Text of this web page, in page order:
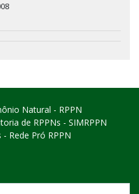
Natural - RPPN
de RPPNs - SIMRPPN
Rede Pró RPPN